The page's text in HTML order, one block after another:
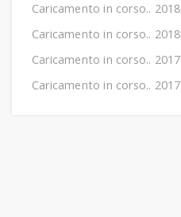
Caricamento in corso.. 2018
Caricamento in corso.. 2018
Caricamento in corso.. 2017
Caricamento in corso.. 2017